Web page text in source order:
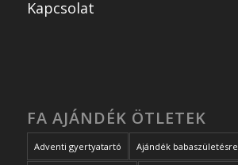
Kapcsolat
FA AJÁNDÉK ÖTLETEK
Adventi gyertyatartó Ajándék babaszületésre